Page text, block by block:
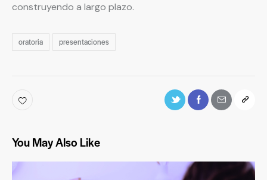
construyendo a largo plazo.
oratoria presentaciones
You May Also Like